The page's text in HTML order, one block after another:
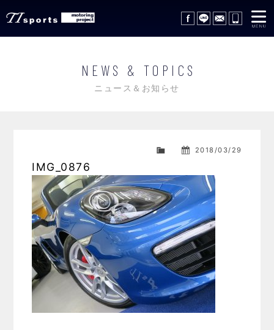
ギャラリー
会社概要
NEWS & TOPICS
ニュース＆お知らせ
2018/03/29
IMG_0876